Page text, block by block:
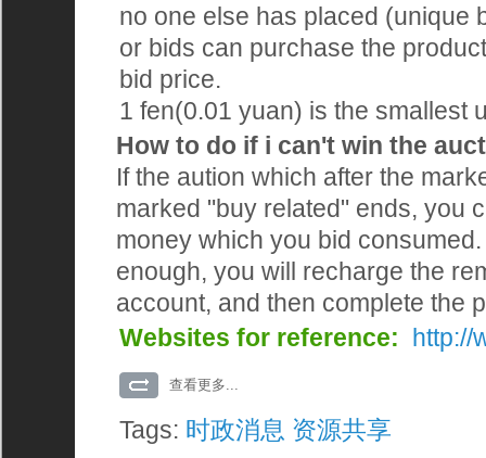
no one else has placed (unique
or bids can purchase the
bid price.
1 fen(0.01 yuan) is the smallest
How to do if i can't win the
If the aution which after the
marked "buy related" ends, you
money which you bid
enough, you will recharge the
account, and then complete the
Websites for reference: http://
查看更多...
Tags: 时政消息 资源共享